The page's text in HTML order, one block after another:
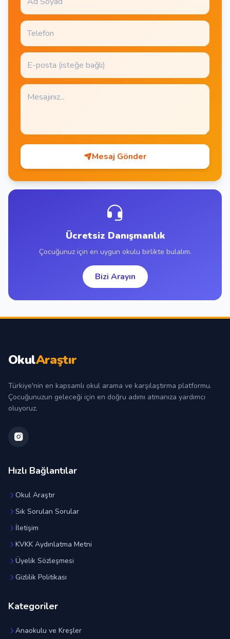
Mesaj Gönder
Ücretsiz Danışmanlık
Çocuğunuz için en uygun okulu birlikte bulalım.
Bizi Arayın
OkulAraştır
Türkiye'nin en kapsamlı okul arama ve karşılaştırma platformu.
Çocuğunuzun geleceği için en doğru adımı atmanıza yardımcı
oluyoruz.
Hızlı Bağlantılar
Okul Araştır
Sık Sorulan Sorular
İletişim
KVKK Aydınlatma Metni
Üyelik Sözleşmesi
Gizlilik Politikası
Kategoriler
Anaokulu ve Kreşler